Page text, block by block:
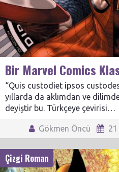
Bir Marvel Comics
“Quis custodiet ipsos
yıllarda da aklımdan ve
deyiştir bu. Türkçeye çevirisi…
Gökmen Öncü
Çizgi Roman